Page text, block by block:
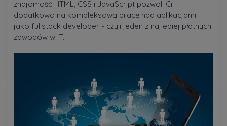
znajomość HTML, CSS i JavaScript pozwoli Ci
dodatkowo na kompleksową pracę nad aplikacjami
jako fullstack developer - czyli jeden z najlepiej płatnych
zawodów w IT.